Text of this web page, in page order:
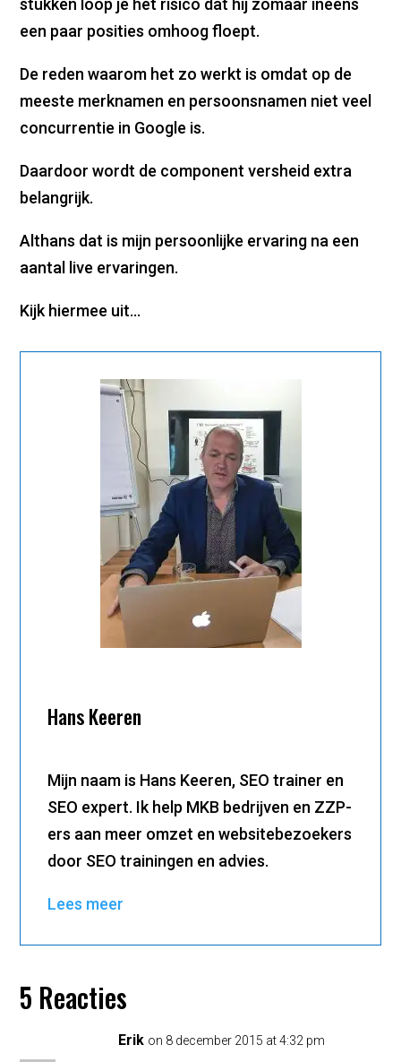
stukken loop je het risico dat hij zomaar ineens
een paar posities omhoog floept.
De reden waarom het zo werkt is omdat op de
meeste merknamen en persoonsnamen niet veel
concurrentie in Google is.
Daardoor wordt de component versheid extra
belangrijk.
Althans dat is mijn persoonlijke ervaring na een
aantal live ervaringen.
Kijk hiermee uit…
Hans Keeren
Mijn naam is Hans Keeren, SEO trainer en
SEO expert. Ik help MKB bedrijven en ZZP-
ers aan meer omzet en websitebezoekers
door SEO trainingen en advies.
Lees meer
5 Reacties
Erik on 8 december 2015 at 4:32 pm